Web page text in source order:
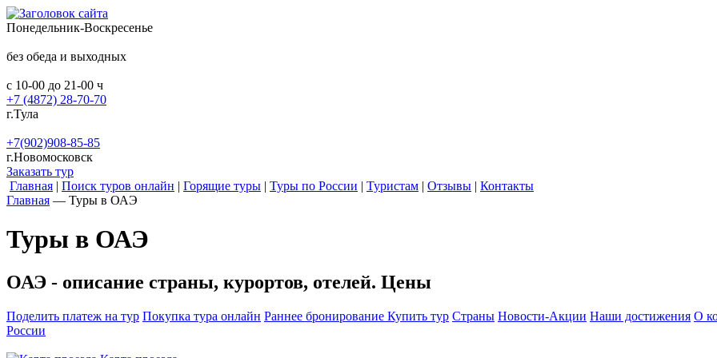
Понедельник-Воскресенье
без обеда и выходных
с 10-00 до 21-00 ч
+7 (4872) 28-70-70
г.Тула
+7(902)908-85-85
г.Новомосковск
Заказать тур
Главная | Поиск туров онлайн | Горящие туры | Туры по России | Туристам | Отзывы | Контакты
Главная — Туры в ОАЭ
Туры в ОАЭ
ОАЭ - описание страны, курортов, отелей. Цены
Поделить платеж на тур Покупка тура онлайн Раннее бронирование Купить тур Страны Новости-Акции Наши достижения О
России